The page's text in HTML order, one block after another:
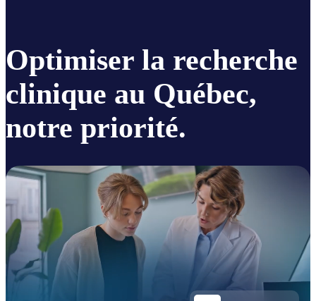
Optimiser la recherche
clinique au Québec,
notre priorité.